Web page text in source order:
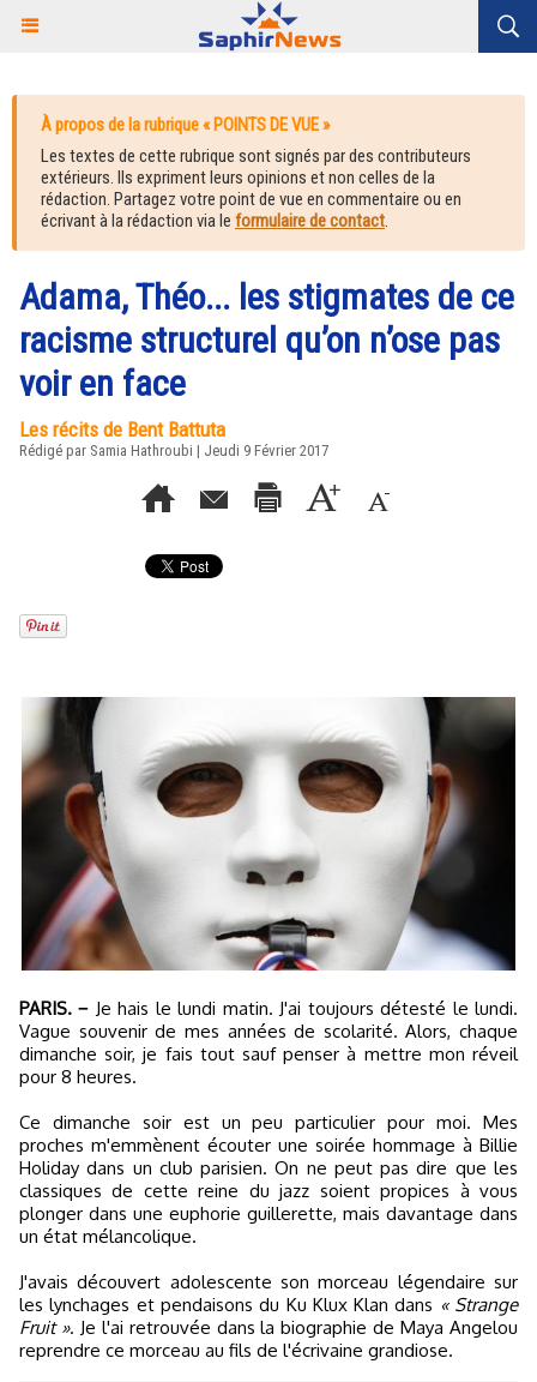
À propos de la rubrique « POINTS DE VUE »
Les textes de cette rubrique sont signés par des contributeurs
extérieurs. Ils expriment leurs opinions et non celles de la
rédaction. Partagez votre point de vue en commentaire ou en
écrivant à la rédaction via le formulaire de contact.
Adama, Théo... les stigmates de ce
racisme structurel qu’on n’ose pas
voir en face
Les récits de Bent Battuta
Rédigé par Samia Hathroubi | Jeudi 9 Février 2017
PARIS. − Je hais le lundi matin. J'ai toujours détesté le lundi.
Vague souvenir de mes années de scolarité. Alors, chaque
dimanche soir, je fais tout sauf penser à mettre mon réveil
pour 8 heures.
Ce dimanche soir est un peu particulier pour moi. Mes
proches m'emmènent écouter une soirée hommage à Billie
Holiday dans un club parisien. On ne peut pas dire que les
classiques de cette reine du jazz soient propices à vous
plonger dans une euphorie guillerette, mais davantage dans
un état mélancolique.
J'avais découvert adolescente son morceau légendaire sur
les lynchages et pendaisons du Ku Klux Klan dans « Strange
Fruit ». Je l'ai retrouvée dans la biographie de Maya Angelou
reprendre ce morceau au fils de l'écrivaine grandiose.